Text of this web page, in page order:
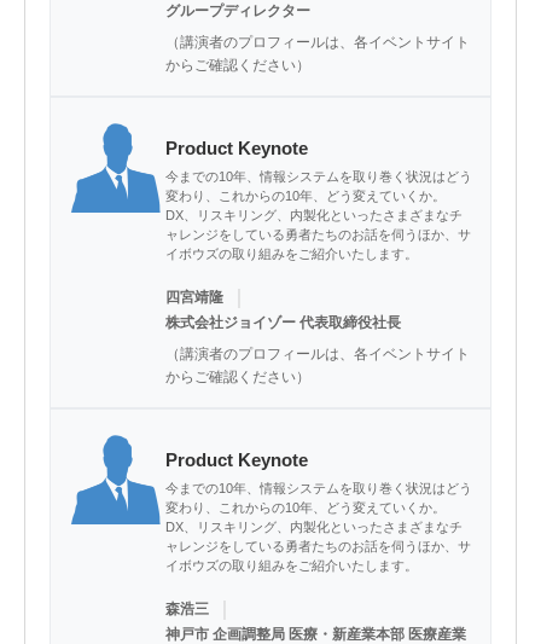
グループディレクター
（講演者のプロフィールは、各イベントサイト
からご確認ください）
Product Keynote
今までの10年、情報システムを取り巻く状況はどう
変わり、これからの10年、どう変えていくか。
DX、リスキリング、内製化といったさまざまなチ
ャレンジをしている勇者たちのお話を伺うほか、サ
イボウズの取り組みをご紹介いたします。
四宮靖隆
株式会社ジョイゾー 代表取締役社長
（講演者のプロフィールは、各イベントサイト
からご確認ください）
Product Keynote
今までの10年、情報システムを取り巻く状況はどう
変わり、これからの10年、どう変えていくか。
DX、リスキリング、内製化といったさまざまなチ
ャレンジをしている勇者たちのお話を伺うほか、サ
イボウズの取り組みをご紹介いたします。
森浩三
神戸市 企画調整局 医療・新産業本部 医療産業